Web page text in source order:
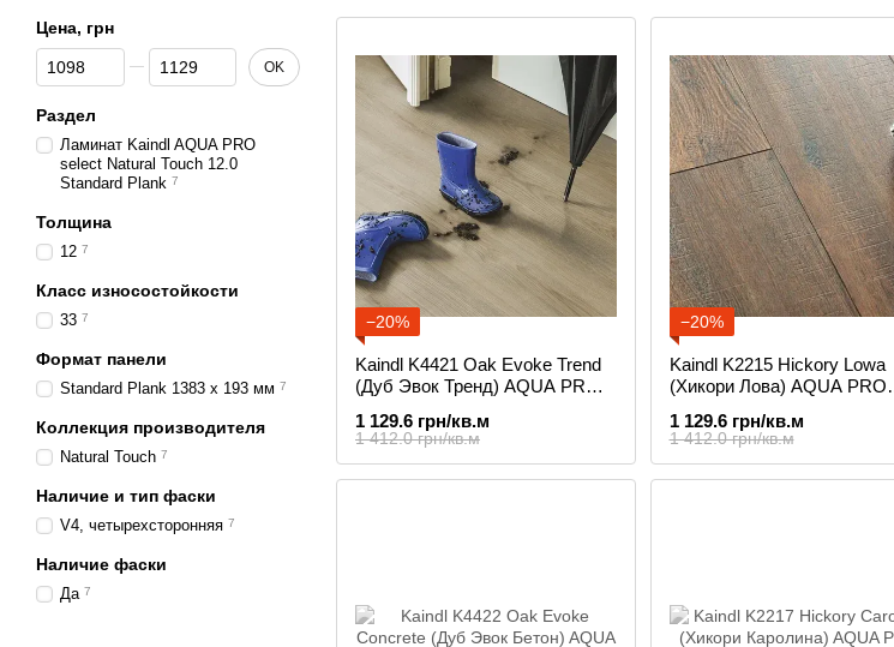
−20%
Kaindl K4421 Oak Evoke Trend
(Дуб Эвок Тренд) AQUA PRO
1 412.0 грн/кв.м
1 129.6 грн/кв.м
−20%
Kaindl K2215 Hickory Lowa
(Хикори Лова) AQUA PRO
1 412.0 грн/кв.м
1 129.6 грн/кв.м
Цена, грн
От Цена, грн
До Цена, грн OK
Раздел
Ламинат Kaindl AQUA PRO
select Natural Touch 12.0
Standard Plank 7
Толщина
12 7
Класс износостойкости
33 7
Формат панели
Standard Plank 1383 х 193 мм 7
Коллекция производителя
Natural Touch 7
Наличие и тип фаски
V4, четырехсторонняя 7
Наличие фаски
Да 7